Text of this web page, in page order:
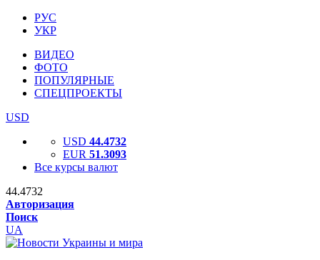
РУС
УКР
ВИДЕО
ФОТО
ПОПУЛЯРНЫЕ
СПЕЦПРОЕКТЫ
USD
USD 44.4732
EUR 51.3093
Все курсы валют
44.4732
Авторизация
Поиск
UA